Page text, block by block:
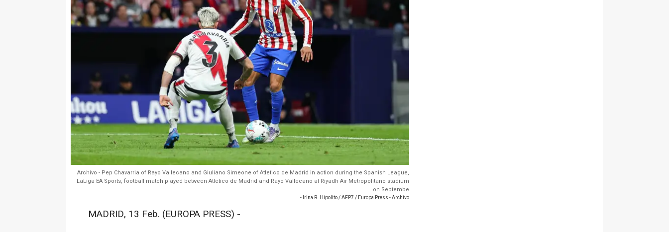
Archivo - Pep Chavarria of Rayo Vallecano and Giuliano Simeone of Atletico de Madrid in action during the Spanish League,
LaLiga EA Sports, football match played between Atletico de Madrid and Rayo Vallecano at Riyadh Air Metropolitano stadium
on Septembe
- Irina R. Hipolito / AFP7 / Europa Press - Archivo
MADRID, 13 Feb. (EUROPA PRESS) -